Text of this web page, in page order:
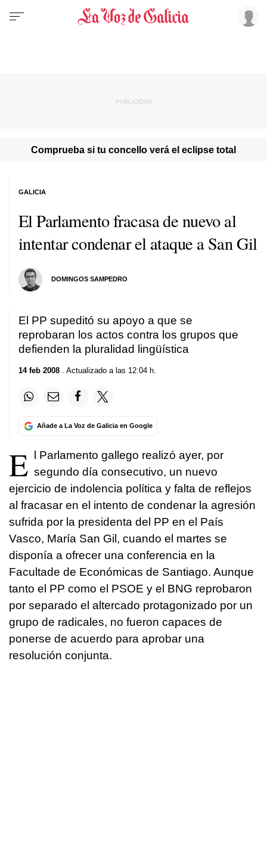
Comprueba si tu concello verá el eclipse total
El Parlamento fracasa de nuevo al
intentar condenar el ataque a San Gil
DOMINGOS SAMPEDRO
GALICIA
El PP supeditó su apoyo a que se
reprobaran los actos contra los grupos que
defienden la pluralidad lingüística
14 feb 2008 . Actualizado a las 12:04 h.
Añade a La Voz de Galicia en Google
E
l Parlamento gallego realizó ayer, por
segundo día consecutivo, un nuevo
ejercicio de indolencia política y falta de reflejos
al fracasar en el intento de condenar la agresión
sufrida por la presidenta del PP en el País
Vasco, María San Gil, cuando el martes se
disponía a ofrecer una conferencia en la
Facultade de Económicas de Santiago. Aunque
tanto el PP como el PSOE y el BNG reprobaron
por separado el altercado protagonizado por un
grupo de radicales, no fueron capaces de
ponerse de acuerdo para aprobar una
resolución conjunta.